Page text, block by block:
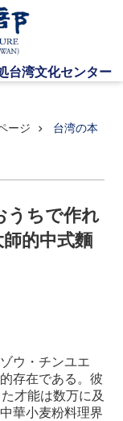
ます
ージ 台湾の本
うちで作れ
的中式麵
ウ・チンユエ
存在である。彼
才能は数万に及
華小麦粉料理界